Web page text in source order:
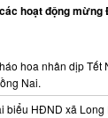
hoạt động mừng
hoa nhân dịp Tết
Nai.
biểu HĐND xã Long